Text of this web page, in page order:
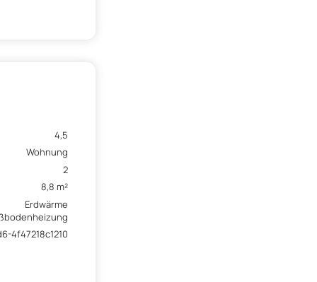
4,5
Wohnung
2
8,8 m²
Erdwärme
4f47218c1210